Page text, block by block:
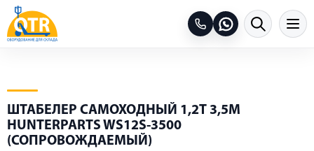
ШТАБЕЛЕР САМОХОДНЫЙ 1,2Т 3,5М
HUNTERPARTS WS12S-3500
(СОПРОВОЖДАЕМЫЙ)